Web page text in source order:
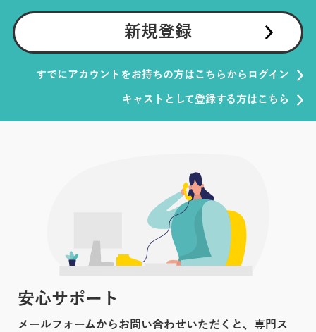
新規登録
すでにアカウントをお持ちの方はこちらからログイン
キャストとして登録する方はこちら
安心サポート
メールフォームからお問い合わせいただくと、専門ス